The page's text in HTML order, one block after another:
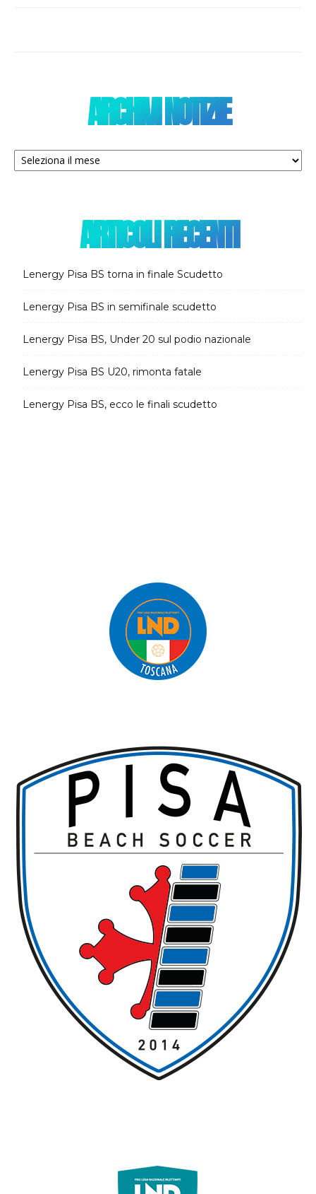
ARCHIVI NOTIZIE
Archivi
notizie
ARTICOLI RECENTI
Lenergy Pisa BS torna in finale Scudetto
Lenergy Pisa BS in semifinale scudetto
Lenergy Pisa BS, Under 20 sul podio nazionale
Lenergy Pisa BS U20, rimonta fatale
Lenergy Pisa BS, ecco le finali scudetto